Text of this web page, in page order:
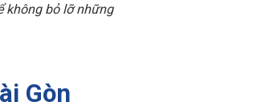
không bỏ lỡ những
Gòn